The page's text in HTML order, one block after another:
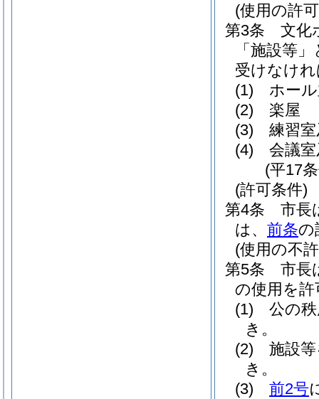
(使用の許
第3条
文化
「施設等
受けなけ
(1)
ホー
(2)
楽屋
(3)
練習
(4)
会議
(平17
(許可条件)
第4条
市長
は、 前条の
(使用の不
第5条
市長
の使用を
(1)
公の
き。
(2)
施設
き。
(3)
前2号